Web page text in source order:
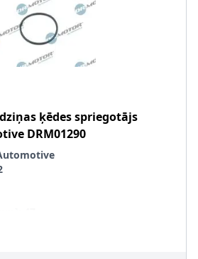
ķēdes spriegotājs
DRM01290